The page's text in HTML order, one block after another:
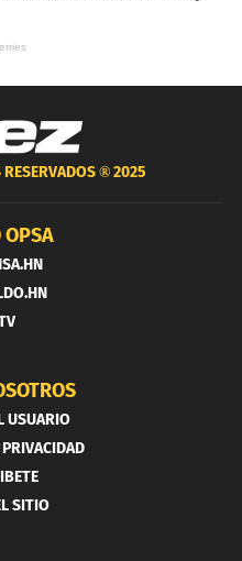
RESERVADOS ®2025
OPSA
USUARIO
SITIO